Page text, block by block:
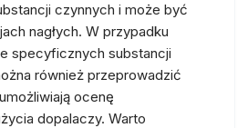
czynnych i może być
nagłych. W przypadku
specyficznych substancji
również przeprowadzić
ocenę
dopalaczy. Warto